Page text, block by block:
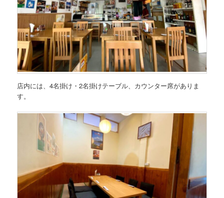
店内には、4名掛け・2名掛けテーブル、カウンター席がありま
す。